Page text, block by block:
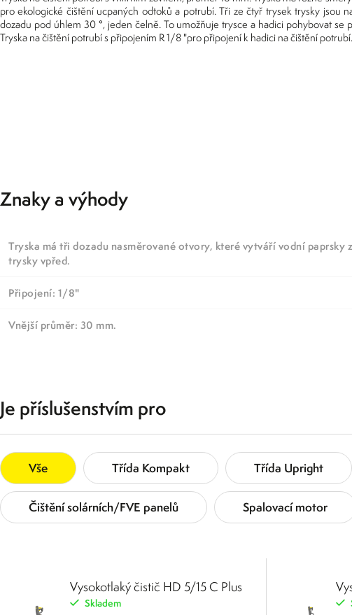
pro ekologické čištění ucpaných odtoků a potrubí. Tři ze čtyř trysek trysky jsou
dozadu pod úhlem 30 °, jeden čelně. To umožňuje trysce a hadici pohybovat se
Tryska na čištění potrubí s připojením R 1/8 "pro připojení k hadici na čištění potrubí.
Znaky a výhody
Tryska má tři dozadu nasměrované otvory, které vytváří vodní
trysky vpřed.
Připojení: 1/8"
Vnější průměr: 30 mm.
Je příslušenstvím pro
Vše Třída Kompakt Třída Upright
Čištění solárních/FVE panelů Spalovací motor
Vysokotlaký čistič HD 5/15 C Plus
Skladem